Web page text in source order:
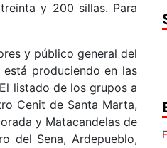
y 200 sillas. Para
y público general del
produciendo en las
listado de los grupos a
Cenit de Santa Marta,
y Matacandelas de
del Sena, Ardepueblo,